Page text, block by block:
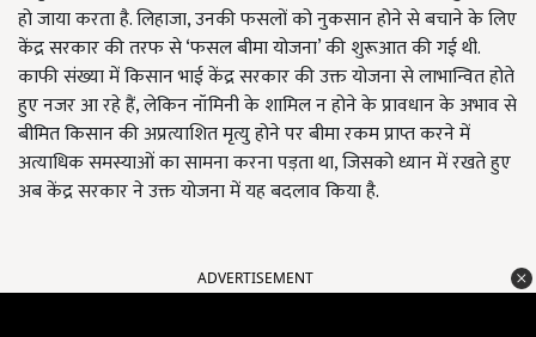
हो जाया करता है. लिहाजा, उनकी फसलों को नुकसान होने से बचाने के लिए
केंद्र सरकार की तरफ से ‘फसल बीमा योजना’ की शुरूआत की गई थी.
काफी संख्या में किसान भाई केंद्र सरकार की उक्त योजना से लाभान्वित होते
हुए नजर आ रहे हैं, लेकिन नॉमिनी के शामिल न होने के प्रावधान के अभाव से
बीमित किसान की अप्रत्याशित मृत्यु होने पर बीमा रकम प्राप्त करने में
अत्याधिक समस्याओं का सामना करना पड़ता था, जिसको ध्यान में रखते हुए
अब केंद्र सरकार ने उक्त योजना में यह बदलाव किया है.
ADVERTISEMENT